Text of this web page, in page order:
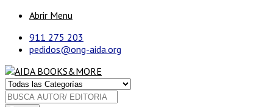
Abrir Menu
911 275 203
pedidos@ong-aida.org
Buscar